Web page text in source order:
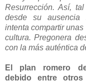
Resurrección. Así,
desde su ausencia
intenta compartir
cultura. Pregonera
con la más auténtica
El plan romero
debido entre